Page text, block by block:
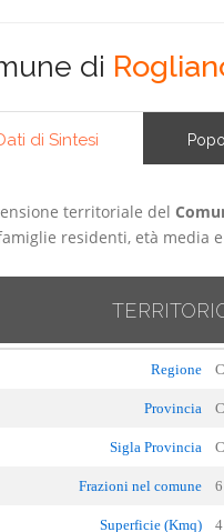
di
di Sintesi
territoriale del
residenti, età media
Regione
Provincia
Sigla Provincia
Frazioni nel comune 6
Superficie (Kmq)